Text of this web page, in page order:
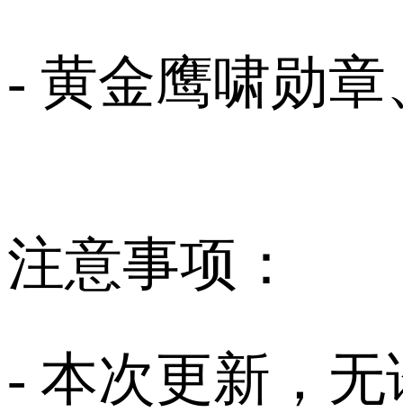
- 黄金鹰啸勋
注意事项：
- 本次更新，